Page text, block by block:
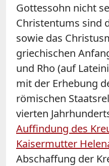
Gottessohn nicht
Christentums sind
sowie das
griechischen
und Rho (auf
mit der Erhebung
römischen
vierten
Auffindung des
Kaisermutter
Abschaffung der